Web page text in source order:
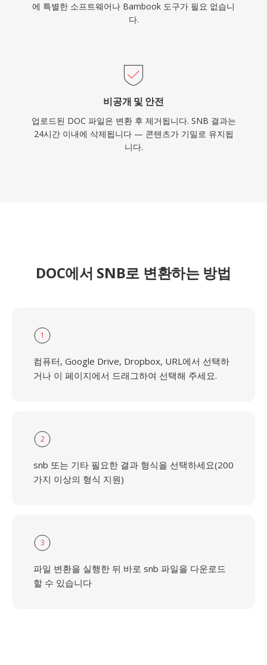
에 특별한 소프트웨어나 Bambook 도구가 필요 없습니
다.
비공개 및 안전
업로드된 DOC 파일은 변환 후 제거됩니다. SNB 결과는
24시간 이내에 삭제됩니다 — 콘텐츠가 기밀로 유지됩
니다.
DOC에서 SNB로 변환하는 방법
1
컴퓨터, Google Drive, Dropbox, URL에서 선택하
거나 이 페이지에서 드래그하여 선택해 주세요.
2
snb 또는 기타 필요한 결과 형식을 선택하세요(200
가지 이상의 형식 지원)
3
파일 변환을 실행한 뒤 바로 snb 파일을 다운로드
할 수 있습니다